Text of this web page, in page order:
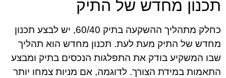
תכנון מחדש של התיק
כחלק מתהליך ההשקעה בתיק 60/40, יש לבצע תכנון
מחדש של התיק מעת לעת. תכנון מחדש הוא תהליך
שבו המשקיע בודק את התפלגות הנכסים בתיק ומבצע
התאמות במידת הצורך. לדוגמה, אם מניות צמחו יותר